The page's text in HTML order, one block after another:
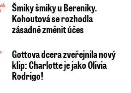
Šmiky šmiky u Bereniky.
Kohoutová se rozhodla
zásadně změnit účes
Gottova dcera zveřejnila nový
klip: Charlotte je jako Olivia
Rodrigo!